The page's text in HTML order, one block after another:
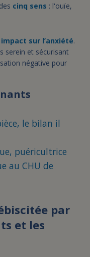
cinq sens : l'ouïe,
impact sur l’anxiété.
serein et sécurisant
négative pour
le bilan il
puéricultrice
au CHU de
par
et les